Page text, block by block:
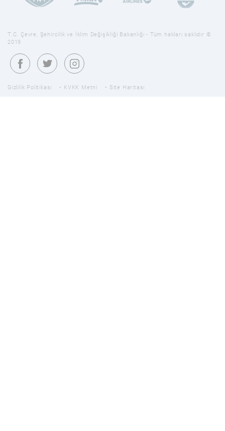
T.C. Çevre, Şehircilik ve İklim Değişikliği Bakanlığı - Tüm hakları saklıdır ©
2019
Gizlilik Politikası KVKK Metni Site Haritası